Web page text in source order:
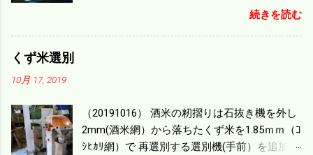
ｍ/min、4.32ｋｍ/hrになり 幅は約2ｍだから
0.864/haの作業能力がある。 実際は回転した
機の容量、籾摺りの能力などのバランスの問
題で 今の機種で満足している。 というより買
った時はまだ耕作面積が少なく手が出せ 無か
続きを読む
くず米選別
10月 17, 2019
（20191016） 酒米の籾摺りは石抜き機を外し
2mm(酒米網）から落ちたくず米を1.85ｍｍ（ｺ
ｼﾋｶﾘ網）で 再選別する選別機(手前）を追加す